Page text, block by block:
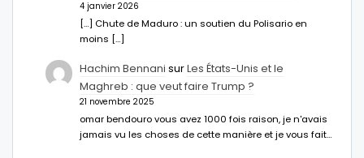
4 janvier 2026
[…] Chute de Maduro : un soutien du Polisario en
moins […]
Hachim Bennani surLes États-Unis et le
Maghreb : que veut faire Trump ?
21 novembre 2025
omar bendouro vous avez 1000 fois raison, je n'avais
jamais vu les choses de cette manière et je vous fait…